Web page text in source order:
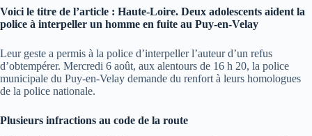
Voici le titre de l’article : Haute-Loire. Deux adolescents aident la
police à interpeller un homme en fuite au Puy-en-Velay
Leur geste a permis à la police d’interpeller l’auteur d’un refus
d’obtempérer. Mercredi 6 août, aux alentours de 16 h 20, la police
municipale du Puy-en-Velay demande du renfort à leurs homologues
de la police nationale.
Plusieurs infractions au code de la route